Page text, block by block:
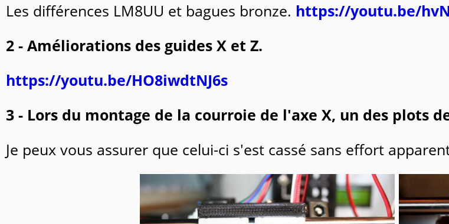
Les différences LM8UU et bagues bronze. https://youtu.be/
2 - Améliorations des guides X et Z.
https://youtu.be/HO8iwdtNJ6s
3 - Lors du montage de la courroie de l'axe X, un des plots
Je peux vous assurer que celui-ci s'est cassé sans effort